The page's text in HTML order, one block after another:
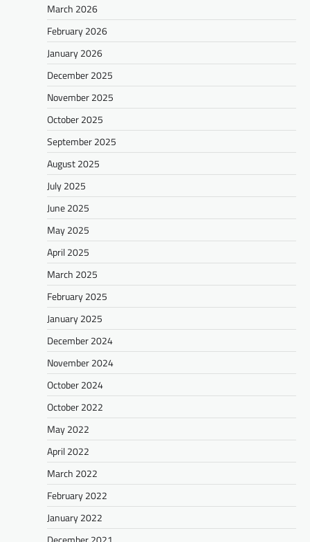
March 2026
February 2026
January 2026
December 2025
November 2025
October 2025
September 2025
August 2025
July 2025
June 2025
May 2025
April 2025
March 2025
February 2025
January 2025
December 2024
November 2024
October 2024
October 2022
May 2022
April 2022
March 2022
February 2022
January 2022